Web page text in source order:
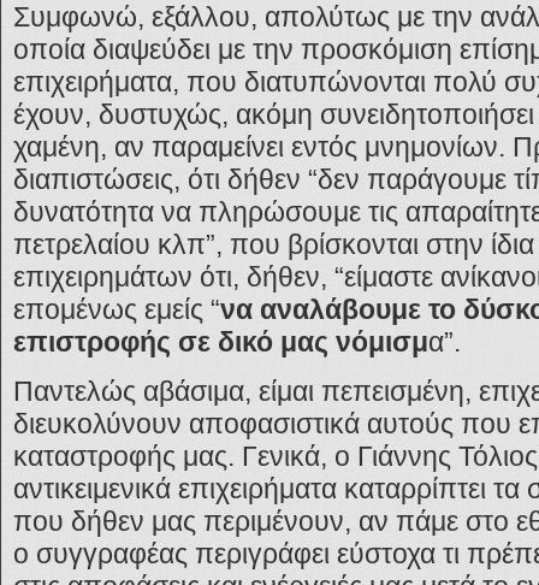
Συμφωνώ, εξάλλου, απολύτως με την
οποία διαψεύδει με την προσκόμιση
επιχειρήματα, που διατυπώνονται πολύ
έχουν, δυστυχώς, ακόμη συνειδητοποιήσει
χαμένη, αν παραμείνει εντός μνημονίων.
διαπιστώσεις, ότι δήθεν “δεν παράγουμε
δυνατότητα να πληρώσουμε τις
πετρελαίου κλπ”, που βρίσκονται στην
επιχειρημάτων ότι, δήθεν, “είμαστε
επομένως εμείς “να αναλάβουμε το
επιστροφής σε δικό μας νόμισμα”.
Παντελώς αβάσιμα, είμαι πεπεισμένη,
διευκολύνουν αποφασιστικά αυτούς που
καταστροφής μας. Γενικά, ο Γιάννης
αντικειμενικά επιχειρήματα καταρρίπτει
που δήθεν μας περιμένουν, αν πάμε στο
ο συγγραφέας περιγράφει εύστοχα τι